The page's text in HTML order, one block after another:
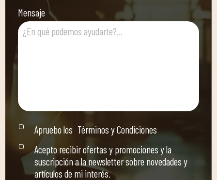
Mensaje
Apruebo los Términos y Condiciones
Acepto recibir ofertas y promociones y la
suscripción a la newsletter sobre novedades y
artículos de mi interés.